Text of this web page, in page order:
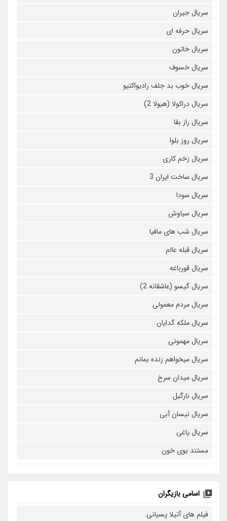
سریال جیران
سریال حرفه ای
سریال خاتون
سریال خسوف
سریال خوب بد جلف رادیواکتیو
سریال دراکولا (هیولا 2)
سریال راز بقا
سریال روز بلوا
سریال زخم کاری
سریال ساخت ایران 3
سریال سودا
سریال سیاوش
سریال شب های مافیا
سریال قبله عالم
سریال قورباغه
سریال گیسو (عاشقانه 2)
سریال مردم معمولی
سریال ملکه گدایان
سریال مهمونی
سریال میخواهم زنده بمانم
سریال میدان سرخ
سریال نارگیل
سریال نیسان آبی
سریال یاغی
مستند بوی خون
اسامی بازیگران
فیلم های آتیلا پسیانی